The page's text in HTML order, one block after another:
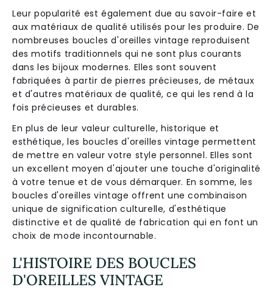
Leur popularité est également due au savoir-faire et
aux matériaux de qualité utilisés pour les produire. De
nombreuses boucles d'oreilles vintage reproduisent
des motifs traditionnels qui ne sont plus courants
dans les bijoux modernes. Elles sont souvent
fabriquées à partir de pierres précieuses, de métaux
et d'autres matériaux de qualité, ce qui les rend à la
fois précieuses et durables.
En plus de leur valeur culturelle, historique et
esthétique, les boucles d'oreilles vintage permettent
de mettre en valeur votre style personnel. Elles sont
un excellent moyen d'ajouter une touche d'originalité
à votre tenue et de vous démarquer. En somme, les
boucles d'oreilles vintage offrent une combinaison
unique de signification culturelle, d'esthétique
distinctive et de qualité de fabrication qui en font un
choix de mode incontournable.
L'HISTOIRE DES BOUCLES
D'OREILLES VINTAGE